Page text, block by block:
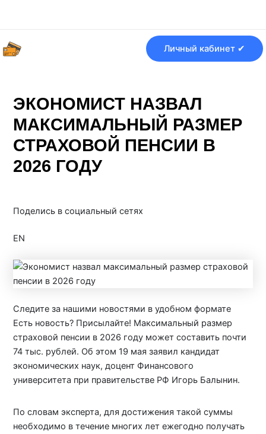
Личный кабинет ✔
ЭКОНОМИСТ НАЗВАЛ
МАКСИМАЛЬНЫЙ РАЗМЕР
СТРАХОВОЙ ПЕНСИИ В
2026 ГОДУ
Поделись в социальный сетях
EN
Следите за нашими новостями в удобном формате
Есть новость? Присылайте! Максимальный размер
страховой пенсии в 2026 году может составить почти
74 тыс. рублей. Об этом 19 мая заявил кандидат
экономических наук, доцент Финансового
университета при правительстве РФ Игорь Балынин.
По словам эксперта, для достижения такой суммы
необходимо в течение многих лет ежегодно получать